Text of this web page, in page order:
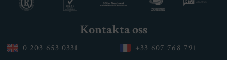
Kontakta oss
0 203 653 0331
+33 607 768 791